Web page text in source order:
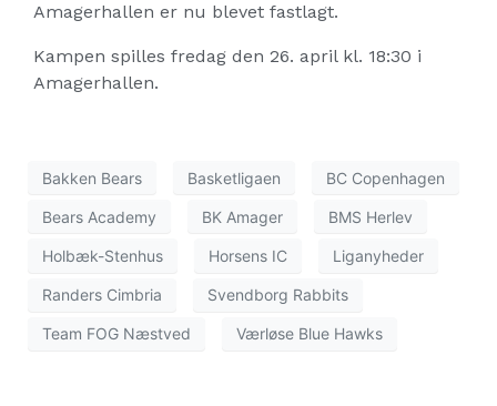
Amagerhallen er nu blevet fastlagt.
Kampen spilles fredag den 26. april kl. 18:30 i
Amagerhallen.
Bakken Bears Basketligaen BC Copenhagen
Bears Academy BK Amager BMS Herlev
Holbæk-Stenhus Horsens IC Liganyheder
Randers Cimbria Svendborg Rabbits
Team FOG Næstved Værløse Blue Hawks